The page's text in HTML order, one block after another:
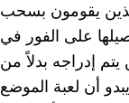
يقومون بسحب
على الفور في
إدراجه بدلاً من
أن لعبة الموضع